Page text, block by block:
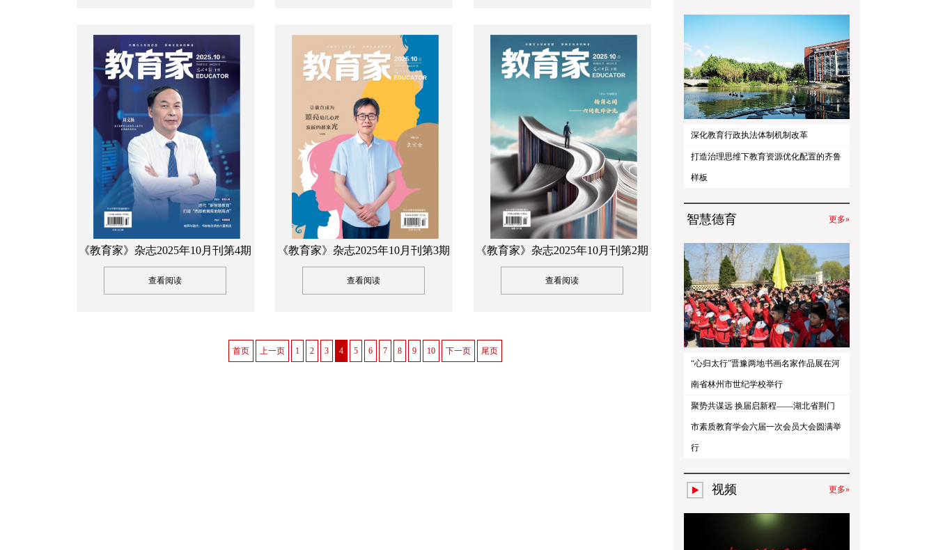
《教育家》杂志2025年10月刊第4期
查看阅读
《教育家》杂志2025年10月刊第3期
查看阅读
《教育家》杂志2025年10月刊第2期
查看阅读
首页 上一页 1 2 3 4 5 6 7 8 9 10 下一页 尾页
深化教育行政执法体制机制改革
打造治理思维下教育资源优化配置的齐鲁
样板
智慧德育 更多»
“心归太行”晋豫两地书画名家作品展在河
南省林州市世纪学校举行
聚势共谋远 换届启新程——湖北省荆门
市素质教育学会六届一次会员大会圆满举
行
视频 更多»